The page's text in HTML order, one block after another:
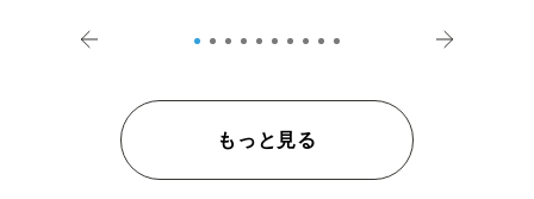
もっと見る